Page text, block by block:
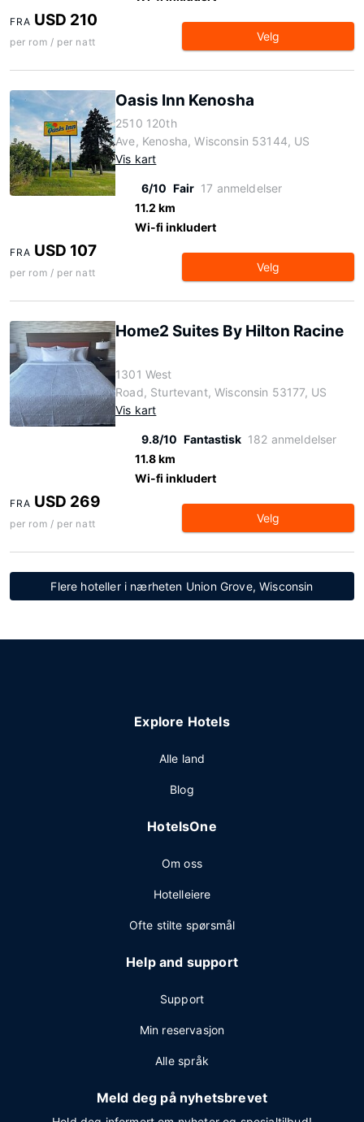
FRA USD 210
per rom / per natt Velg
Oasis Inn Kenosha
2510 120th
Ave, Kenosha, Wisconsin 53144, US
Vis kart
6/10 Fair 17 anmeldelser
11.2 km
Wi-fi inkludert
FRA USD 107
per rom / per natt Velg
Home2 Suites By Hilton Racine
1301 West
Road, Sturtevant, Wisconsin 53177, US
Vis kart
9.8/10 Fantastisk 182 anmeldelser
11.8 km
Wi-fi inkludert
FRA USD 269
per rom / per natt Velg
Flere hoteller i nærheten Union Grove, Wisconsin
Explore Hotels
Alle land
Blog
HotelsOne
Om oss
Hotelleiere
Ofte stilte spørsmål
Help and support
Support
Min reservasjon
Alle språk
Meld deg på nyhetsbrevet